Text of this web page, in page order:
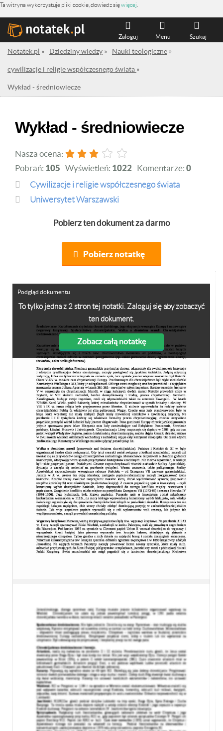
Ta witryna wykorzystuje pliki cookie, dowiedz sięwięcej
Szukaj
Menu
Zaloguj
Notatek.pl » Dziedziny wiedzy » Nauki teologiczne »
cywilizacje i religie współczesnego świata »
Wykład - średniowiecze
Wykład - średniowiecze
Nasza ocena:
Pobrań: 105 Wyświetleń: 1022 Komentarze: 0
cywilizacje i religie współczesnego świata
Uniwersytet Warszawski
Pobierz ten dokument za darmo
Pobierz notatkę
To tylko jedna z 2 stron tej notatki. Zaloguj się aby zobaczyć
ten dokument.
Zobacz całą notatkę
Podgląd dokumentu